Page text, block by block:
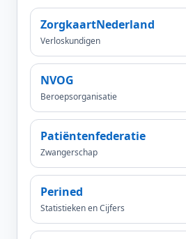
ZorgkaartNederland
Verloskundigen
NVOG
Beroepsorganisatie
Patiëntenfederatie
Zwangerschap
Perined
Statistieken en Cijfers